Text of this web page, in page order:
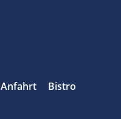
Anfahrt Bistro